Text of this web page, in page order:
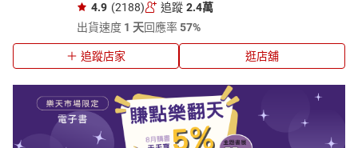
4.9 (2188) 追蹤 2.4萬
出貨速度 1 天回應率57%
追蹤店家 逛店舖